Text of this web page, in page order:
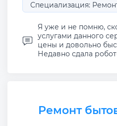
Специализация:
Я уже и не помню,
услугами данного
цены и довольно
Недавно сдала
Ремонт